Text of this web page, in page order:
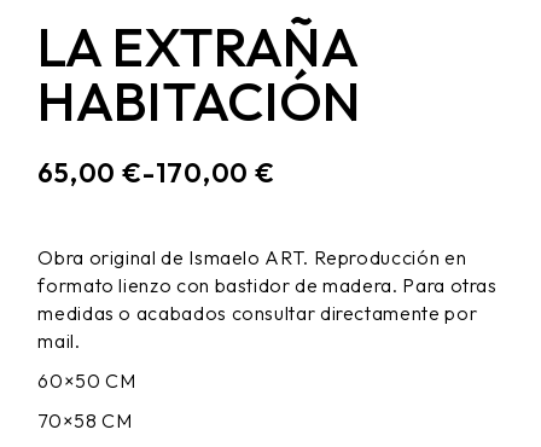
LA EXTRAÑA
HABITACIÓN
65,00 €-170,00 €
RANGO
DESDE
65,00 €
HASTA
170,00 €
Obra original de Ismaelo ART. Reproducción en
formato lienzo con bastidor de madera. Para otras
medidas o acabados consultar directamente por
mail.
60×50 CM
70×58 CM